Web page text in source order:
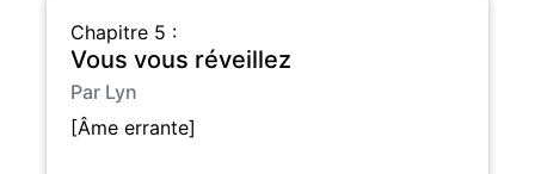
Chapitre 5 :
Vous vous réveillez
Par Lyn
[Âme errante]